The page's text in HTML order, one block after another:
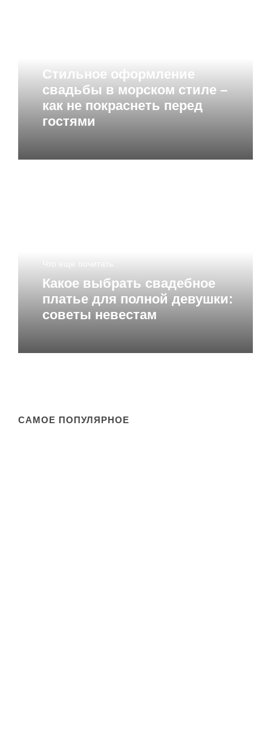
Стильное оформление
свадьбы в морском стиле –
как не покраснеть перед
гостями
Какое выбрать свадебное
платье для полной девушки:
советы невестам
САМОЕ ПОПУЛЯРНОЕ